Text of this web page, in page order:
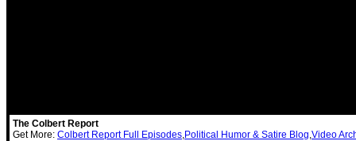
The Colbert Report
Get More: Colbert Report Full Episodes Political Humor & Satire Blog Video